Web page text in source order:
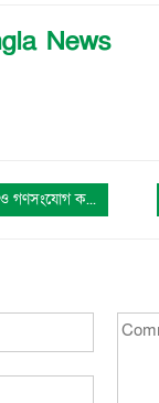
News
আবুল কালামের পক্ষে লাকসামে উঠান বৈঠক ও গণসংযোগ করেন কেন্দ্রীয় মৎস দলের সাধারণ সম্পাদক আব্দুর রহিম।